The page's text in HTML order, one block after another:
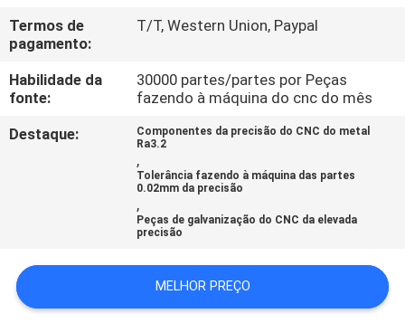
NOTÍCIAS
SOLICITE
UM
ORÇAMENTO
SITE
Termos de
pagamento:
T/T, Western Union, Paypal
Habilidade da
fonte:
30000 partes/partes por Peças
fazendo à máquina do cnc do mês
Destaque:
Componentes da precisão do CNC do metal
Ra3.2
,
Tolerância fazendo à máquina das partes
0.02mm da precisão
,
Peças de galvanização do CNC da elevada
precisão
MELHOR PREÇO